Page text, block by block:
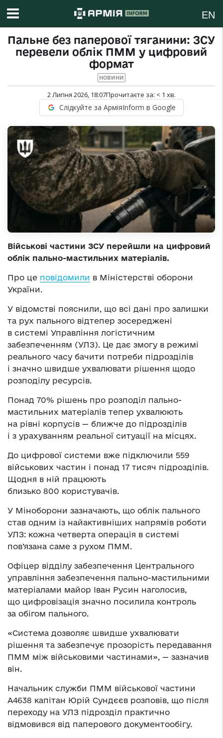
EN
Пальне без паперової тяганини: ЗСУ
перевели облік ПММ у цифровий
формат
НОВИНИ
2 Липня 2026, 18:07Прочитаєте за: < 1 хв.
Слідкуйте за АрміяInform в Google
Військові частини ЗСУ перейшли на цифровий
облік пально-мастильних матеріалів.
Про це повідомили в Міністерстві оборони
України.
У відомстві пояснили, що всі дані про залишки
та рух пального відтепер зосереджені
в системі Управління логістичним
забезпеченням (УЛЗ). Це дає змогу в режимі
реального часу бачити потреби підрозділів
і значно швидше ухвалювати рішення щодо
розподілу ресурсів.
Понад 70% рішень про розподіл пально-
мастильних матеріалів тепер ухвалюють
на рівні корпусів — ближче до підрозділів
і з урахуванням реальної ситуації на місцях.
До цифрової системи вже підключили 559
військових частин і понад 17 тисяч підрозділів.
Щодня в ній працюють
близько 800 користувачів.
У Міноборони зазначають, що облік пального
став одним із найактивніших напрямів роботи
УЛЗ: кожна четверта операція в системі
пов’язана саме з рухом ПММ.
Офіцер відділу забезпечення Центрального
управління забезпечення пально-мастильними
матеріалами майор Іван Русин наголосив,
що цифровізація значно посилила контроль
за обігом пального.
«Система дозволяє швидше ухвалювати
рішення та забезпечує прозорість передавання
ПММ між військовими частинами», — зазначив
він.
Начальник служби ПММ військової частини
А4638 капітан Юрій Сундєєв розповів, що після
переходу на УЛЗ підрозділ практично
відмовився від паперового документообігу.